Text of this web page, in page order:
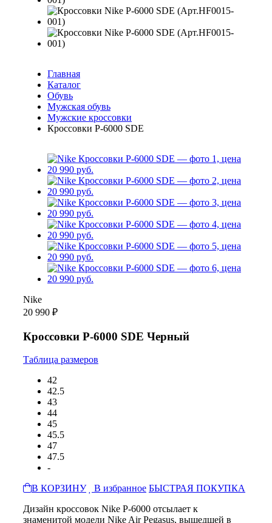
Главная
Каталог
Обувь
Мужская обувь
Мужские кроссовки
Кроссовки P-6000 SDE
Nike
20 990 ₽
Кроссовки P-6000 SDE Черный
Таблица размеров
42
42.5
43
44
45
45.5
47
47.5
-
В КОРЗИНУ
В избранное БЫСТРАЯ ПОКУПКА
Дизайн кроссовок Nike P-6000 отсылает к
знаменитой модели Nike Air Pegasus, вышедшей в